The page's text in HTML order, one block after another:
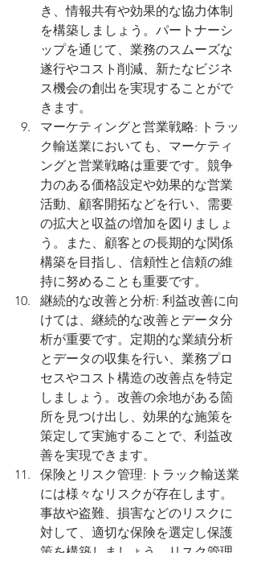
き、情報共有や効果的な協力体制
を構築しましょう。パートナーシ
ップを通じて、業務のスムーズな
遂行やコスト削減、新たなビジネ
ス機会の創出を実現することがで
きます。
マーケティングと営業戦略: トラッ
ク輸送業においても、マーケティ
ングと営業戦略は重要です。競争
力のある価格設定や効果的な営業
活動、顧客開拓などを行い、需要
の拡大と収益の増加を図りましょ
う。また、顧客との長期的な関係
構築を目指し、信頼性と信頼の維
持に努めることも重要です。
継続的な改善と分析: 利益改善に向
けては、継続的な改善とデータ分
析が重要です。定期的な業績分析
とデータの収集を行い、業務プロ
セスやコスト構造の改善点を特定
しましょう。改善の余地がある箇
所を見つけ出し、効果的な施策を
策定して実施することで、利益改
善を実現できます。
保険とリスク管理: トラック輸送業
には様々なリスクが存在します。
事故や盗難、損害などのリスクに
対して、適切な保険を選定し保護
策を構築しましょう。リスク管理